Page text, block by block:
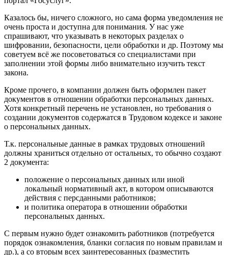
Казалось бы, ничего сложного, но сама форма уведомления не
очень проста и доступна для понимания. У нас уже
спрашивают, что указывать в некоторых разделах о
шифровании, безопасности, цели обработки и др. Поэтому мы
советуем всё же посоветоваться со специалистами при
заполнении этой формы либо внимательно изучить текст
закона.
Кроме прочего, в компании должен быть оформлен пакет
документов в отношении обработки персональных данных.
Хотя конкретный перечень не установлен, но требования о
создании документов содержатся в Трудовом кодексе и законе
о персональных данных.
Т.к. персональные данные в рамках трудовых отношений
должны храниться отдельно от остальных, то обычно создают
2 документа:
положение о персональных данных или иной
локальный нормативный акт, в котором описываются
действия с персданными работников;
и политика оператора в отношении обработки
персональных данных.
С первым нужно будет ознакомить работников (потребуется
порядок ознакомления, бланки согласия по новым правилам и
др.), а со вторым всех заинтересованных (разместить